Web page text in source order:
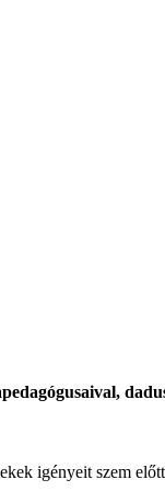
igényeit szem